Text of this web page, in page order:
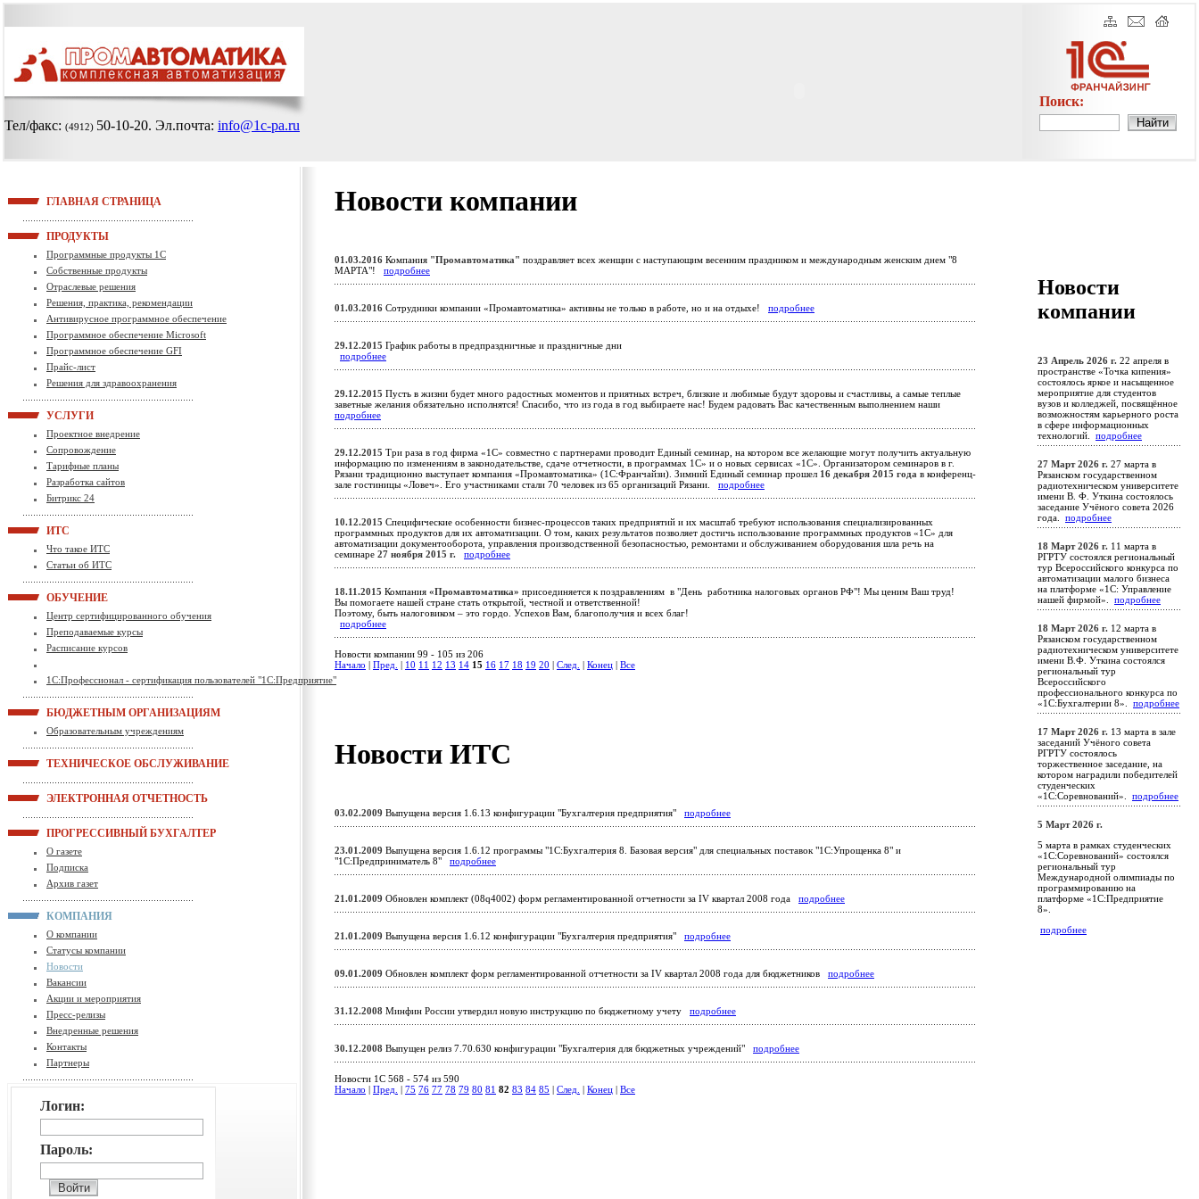
Тел/факс: (4912) 50-10-20. Эл.почта: info@1c-pa.ru
Поиск:
ГЛАВНАЯ СТРАНИЦА
ПРОДУКТЫ
Программные продукты 1С
Собственные продукты
Отраслевые решения
Решения, практика, рекомендации
Антивирусное программное обеспечение
Программное обеспечение Microsoft
Программное обеспечение GFI
Прайс-лист
Решения для здравоохранения
УСЛУГИ
Проектное внедрение
Сопровождение
Тарифные планы
Разработка сайтов
Битрикс 24
ИТС
Что такое ИТС
Статьи об ИТС
ОБУЧЕНИЕ
Центр сертифицированного обучения
Преподаваемые курсы
Расписание курсов
1С:Профессионал - сертификация пользователей "1С:Предприятие"
БЮДЖЕТНЫМ ОРГАНИЗАЦИЯМ
Образовательным учреждениям
ТЕХНИЧЕСКОЕ ОБСЛУЖИВАНИЕ
ЭЛЕКТРОННАЯ ОТЧЕТНОСТЬ
ПРОГРЕССИВНЫЙ БУХГАЛТЕР
О газете
Подписка
Архив газет
КОМПАНИЯ
О компании
Статусы компании
Новости
Вакансии
Акции и мероприятия
Пресс-релизы
Внедренные решения
Контакты
Партнеры
Логин:
Пароль:
Новости компании
01.03.2016 Компания "Промавтоматика" поздравляет всех женщин с наступающим весенним праздником и международным женским днем "8
МАРТА"! подробнее
01.03.2016 Сотрудники компании «Промавтоматика» активны не только в работе, но и на отдыхе! подробнее
29.12.2015 График работы в предпраздничные и праздничные дни
подробнее
29.12.2015 Пусть в жизни будет много радостных моментов и приятных встреч, близкие и любимые будут здоровы и счастливы, а самые теплые
заветные желания обязательно исполнятся! Спасибо, что из года в год выбираете нас! Будем радовать Вас качественным выполнением наши
подробнее
29.12.2015 Три раза в год фирма «1С» совместно с партнерами проводит Единый семинар, на котором все желающие могут получить актуальную
информацию по изменениям в законодательстве, сдаче отчетности, в программах 1С» и о новых сервисах «1С». Организатором семинаров в г.
Рязани традиционно выступает компания «Промавтоматика» (1С:Франчайзи). Зимний Единый семинар прошел 16 декабря 2015 года в конференц-
зале гостиницы «Ловеч». Его участниками стали 70 человек из 65 организаций Рязани. подробнее
10.12.2015 Специфические особенности бизнес-процессов таких предприятий и их масштаб требуют использования специализированных
программных продуктов для их автоматизации. О том, каких результатов позволяет достичь использование программных продуктов «1С» для
автоматизации документооборота, управления производственной безопасностью, ремонтами и обслуживанием оборудования шла речь на
семинаре 27 ноября 2015 г. подробнее
18.11.2015 Компания «Промавтоматика» присоединяется к поздравлениям в "День работника налоговых органов РФ"! Мы ценим Ваш труд!
Вы помогаете нашей стране стать открытой, честной и ответственной!
Поэтому, быть налоговиком – это гордо. Успехов Вам, благополучия и всех благ!
подробнее
Новости компании 99 - 105 из 206
Начало
Пред. 10 11 12 13 14 15 16 17 18 19 20 След. Конец Все
Новости ИТС
03.02.2009 Выпущена версия 1.6.13 конфигурации "Бухгалтерия предприятия" подробнее
23.01.2009 Выпущена версия 1.6.12 программы "1С:Бухгалтерия 8. Базовая версия" для специальных поставок "1С:Упрощенка 8" и
"1С:Предприниматель 8" подробнее
21.01.2009 Обновлен комплект (08q4002) форм регламентированной отчетности за IV квартал 2008 года подробнее
21.01.2009 Выпущена версия 1.6.12 конфигурации "Бухгалтерия предприятия" подробнее
09.01.2009 Обновлен комплект форм регламентированной отчетности за IV квартал 2008 года для бюджетников подробнее
31.12.2008 Минфин России утвердил новую инструкцию по бюджетному учету подробнее
30.12.2008 Выпущен релиз 7.70.630 конфигурации "Бухгалтерия для бюджетных учреждений" подробнее
Новости 1C 568 - 574 из 590
Начало
Пред. 75 76 77 78 79 80 81 82 83 84 85 След. Конец Все
Новости
компании
23 Апрель 2026 г. 22 апреля в
пространстве «Точка кипения»
состоялось яркое и насыщенное
мероприятие для студентов
вузов и колледжей, посвящённое
возможностям карьерного роста
в сфере информационных
технологий. подробнее
27 Март 2026 г. 27 марта в
Рязанском государственном
радиотехническом университете
имени В. Ф. Уткина состоялось
заседание Учёного совета 2026
года. подробнее
18 Март 2026 г. 11 марта в
РГРТУ состоялся региональный
тур Всероссийского конкурса по
автоматизации малого бизнеса
на платформе «1С: Управление
нашей фирмой». подробнее
18 Март 2026 г. 12 марта в
Рязанском государственном
радиотехническом университете
имени В.Ф. Уткина состоялся
региональный тур
Всероссийского
профессионального конкурса по
«1С:Бухгалтерии 8». подробнее
17 Март 2026 г. 13 марта в зале
заседаний Учёного совета
РГРТУ состоялось
торжественное заседание, на
котором наградили победителей
студенческих
«1С:Соревнований». подробнее
5 Март 2026 г.
5 марта в рамках студенческих
«1С:Соревнований» состоялся
региональный тур
Международной олимпиады по
программированию на
платформе «1С:Предприятие
8».
подробнее